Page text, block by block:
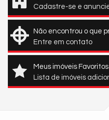
Cadastre-se e
Não encontrou o que
Entre em contato
Meus imóveis Favoritos
Lista de imóveis